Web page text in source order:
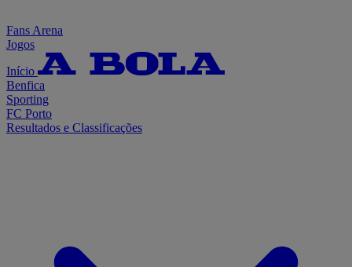
Fans Arena
Jogos
Início
Benfica
Sporting
FC Porto
Resultados e Classificações